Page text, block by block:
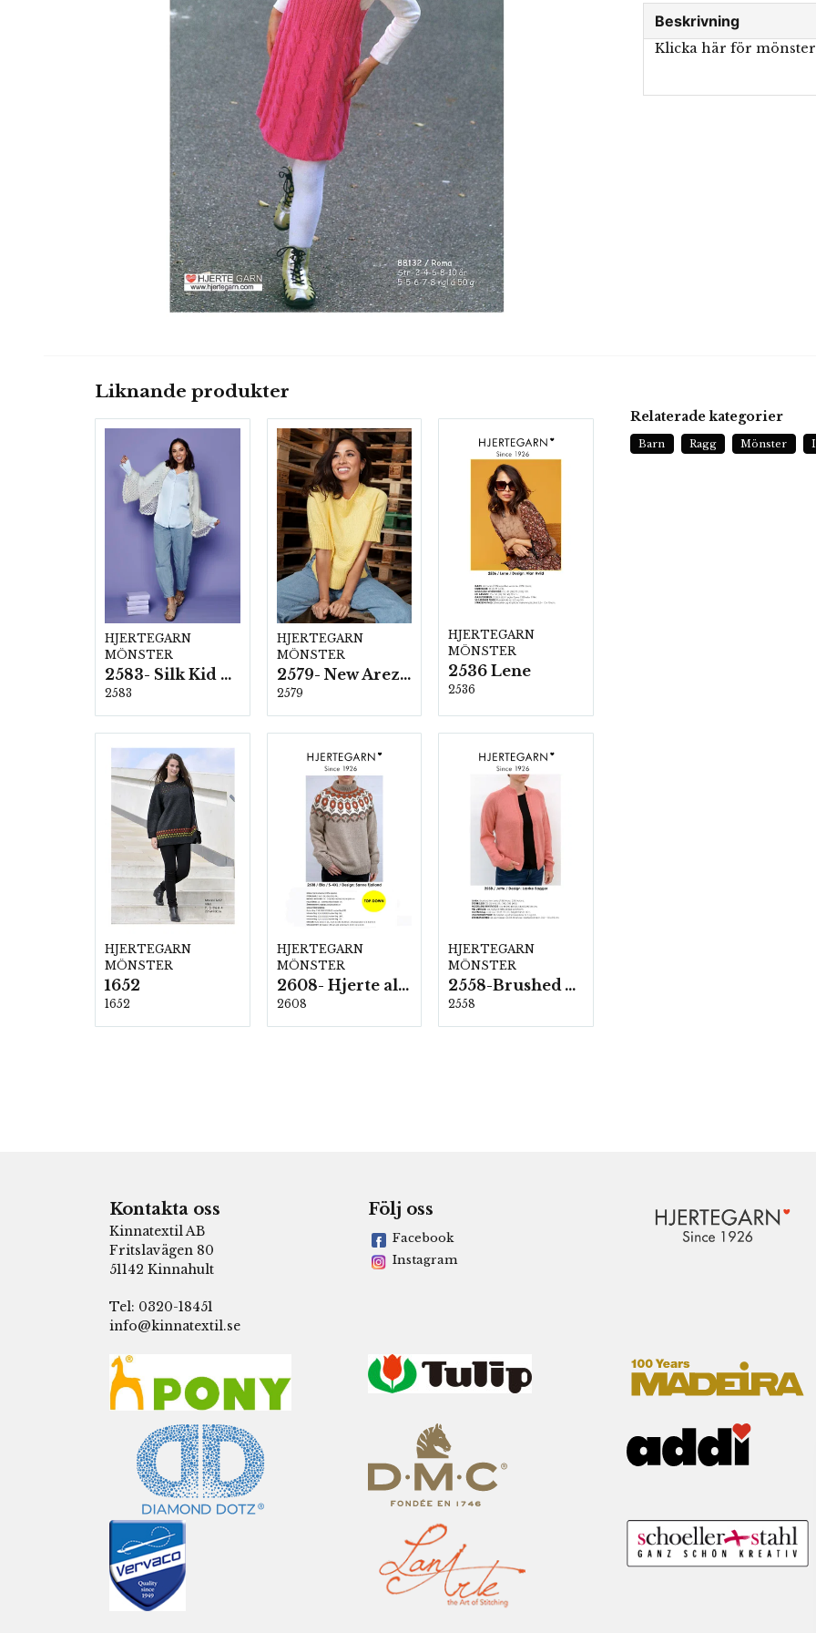
Beskrivning
Klicka här för mönster
Liknande produkter
HJERTEGARN
MÖNSTER
2583- Silk Kid Mohair
2583
HJERTEGARN
MÖNSTER
2579- New Arezzo
2579
HJERTEGARN
MÖNSTER
2536 Lene
2536
HJERTEGARN
MÖNSTER
1652
1652
HJERTEGARN
MÖNSTER
2608- Hjerte alpacka
2608
HJERTEGARN
MÖNSTER
2558-Brushed Armonia
2558
Relaterade kategorier
Barn Ragg Mönster
Kontakta oss
Kinnatextil AB
Fritslavägen 80
51142 Kinnahult
Tel: 0320-18451
info@kinnatextil.se
Följ oss
Facebook
Instagram